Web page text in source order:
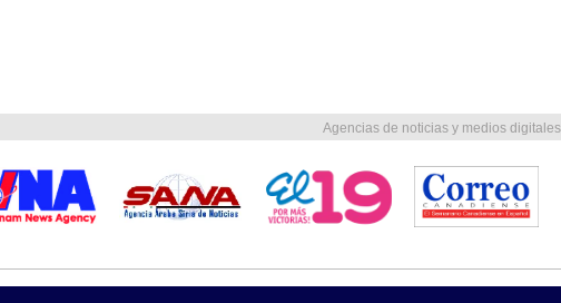
Agencias de noticias y medios digitales